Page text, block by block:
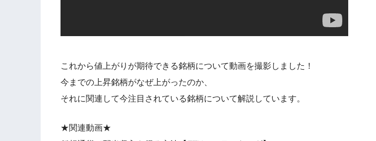
これから値上がりが期待できる銘柄について動画を撮影しました！
今までの上昇銘柄がなぜ上がったのか、
それに関連して今注目されている銘柄について解説しています。
★関連動画★